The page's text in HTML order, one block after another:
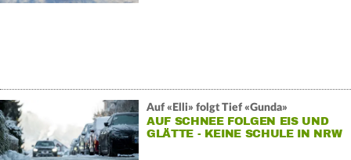
Auf «Elli» folgt Tief «Gunda»
AUF SCHNEE FOLGEN EIS UND
GLÄTTE - KEINE SCHULE IN NRW